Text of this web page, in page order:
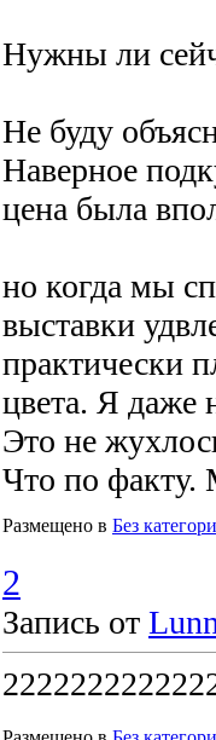
Нужны ли
Не буду
Наверное
цена была
но когда мы
выставки
практически
цвета. Я даже
Это не
Что по факту.
Размещено в Без
2
Запись от